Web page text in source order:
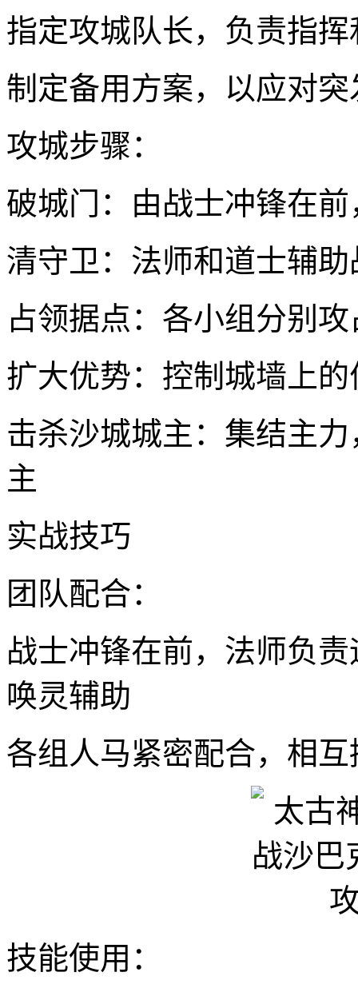
指定攻城队长，负责指挥
制定备用方案，以应对突
攻城步骤：
破城门：由战士冲锋在
清守卫：法师和道士辅
占领据点：各小组分别
扩大优势：控制城墙上
击杀沙城城主：集结主
主
实战技巧
团队配合：
战士冲锋在前，法师负
唤灵辅助
各组人马紧密配合，相
技能使用：